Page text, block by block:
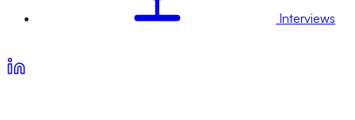
Interviews